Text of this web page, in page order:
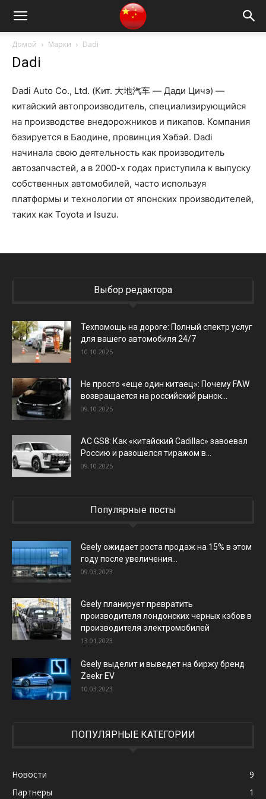
Домой Марки Dadi
Dadi
Dadi Auto Co., Ltd. (Кит. 大地汽车 — Дади Цичэ) —
китайский автопроизводитель, специализирующийся
на производстве внедорожников и пикапов. Компания
базируется в Баодине, провинция Хэбэй. Dadi
начинала свою деятельность как производитель
автозапчастей, а в 2000-х годах приступила к выпуску
собственных автомобилей, часто используя
платформы и технологии от японских производителей,
таких как Toyota и Isuzu.
Выбор редактора
Техпомощь на дороге: Полный спектр услуг
для вашего автомобиля 24/7
10.10.2025
Не просто «еще один китаец»: Почему FAW
возвращается на российский рынок...
09.10.2025
AC GS8: Как «китайский Cadillac» завоевал
Россию и разошелся тиражом в...
09.10.2025
Популярные посты
Geely ожидает роста продаж на 15% в этом
году после увеличения...
09.03.2023
Geely планирует превратить
производителя лондонских черных кэбов в
производителя электромобилей
13.01.2023
Geely выделит и выведет на биржу бренд
Zeekr EV
10.03.2023
ПОПУЛЯРНЫЕ КАТЕГОРИИ
Новости
9
Партнеры
1